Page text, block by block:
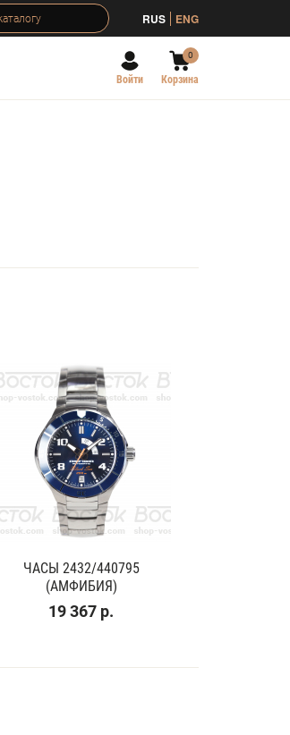
RUS ENG
Войти
0
Корзина
ЧАСЫ 2432/440795
(АМФИБИЯ)
19 367 р.